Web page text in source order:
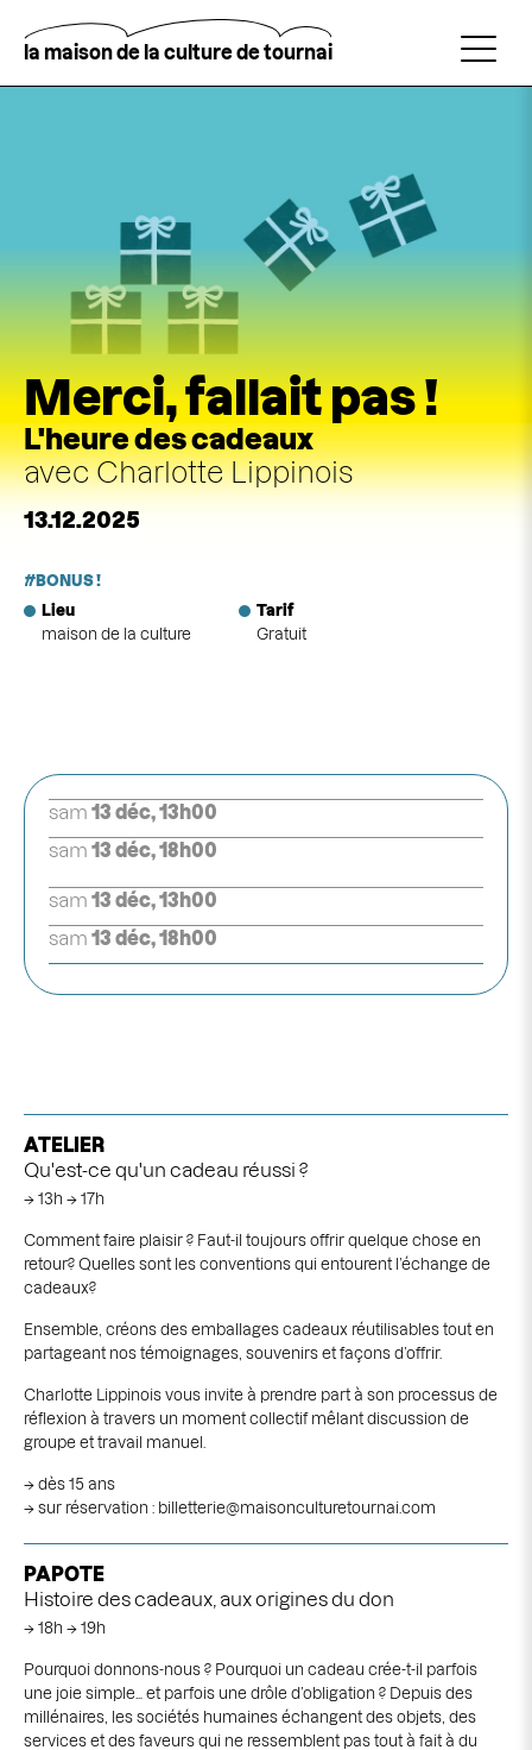
contenu
principal
la maison de la culture de tournai
Merci, fallait pas !
L'heure des cadeaux
avec Charlotte Lippinois
13.12.2025
BONUS !
Lieu
maison de la culture
Tarif
Gratuit
ATELIER
Qu'est-ce qu'un cadeau réussi ?
→ 13h → 17h
Comment faire plaisir ? Faut-il toujours offrir quelque chose en
retour? Quelles sont les conventions qui entourent l’échange de
cadeaux?
Ensemble, créons des emballages cadeaux réutilisables tout en
partageant nos témoignages, souvenirs et façons d’offrir.
Charlotte Lippinois vous invite à prendre part à son processus de
réflexion à travers un moment collectif mêlant discussion de
groupe et travail manuel.
→ dès 15 ans
→ sur réservation : billetterie@maisonculturetournai.com
PAPOTE
Histoire des cadeaux, aux origines du don
→ 18h → 19h
Pourquoi donnons-nous ? Pourquoi un cadeau crée-t-il parfois
une joie simple… et parfois une drôle d’obligation ? Depuis des
millénaires, les sociétés humaines échangent des objets, des
services et des faveurs qui ne ressemblent pas tout à fait à du
sam 13 déc, 13h00
sam 13 déc, 18h00
sam 13 déc, 13h00
sam 13 déc, 18h00